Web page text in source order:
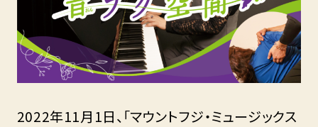
2022年11月1日、「マウントフジ・ミュージックス